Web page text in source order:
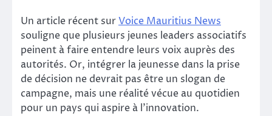
Un article récent surVoice Mauritius News
souligne que plusieurs jeunes leaders associatifs
peinent à faire entendre leurs voix auprès des
autorités. Or, intégrer la jeunesse dans la prise
de décision ne devrait pas être un slogan de
campagne, mais une réalité vécue au quotidien
pour un pays qui aspire à l’innovation.